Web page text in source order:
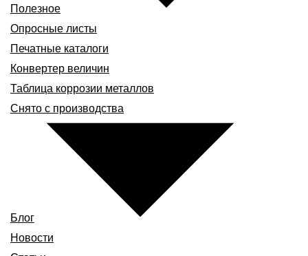
Полезное
Опросные листы
Печатные каталоги
Конвертер величин
Таблица коррозии металлов
Снято с производства
Блог
Новости